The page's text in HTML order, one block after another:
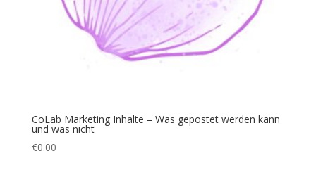
CoLab Marketing Inhalte – Was gepostet werden kann
und was nicht
€0.00